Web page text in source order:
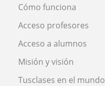
Cómo funciona
Acceso profesores
Acceso a alumnos
Misión y visión
Tusclases en el mundo